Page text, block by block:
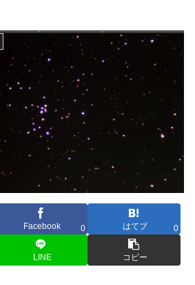
Facebook 0 はてブ 0
LINE コピー